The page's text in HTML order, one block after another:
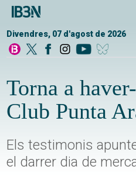
Divendres, 07 d'agost de 2026
Torna a
Club Punta
Els testimonis
el darrer dia de